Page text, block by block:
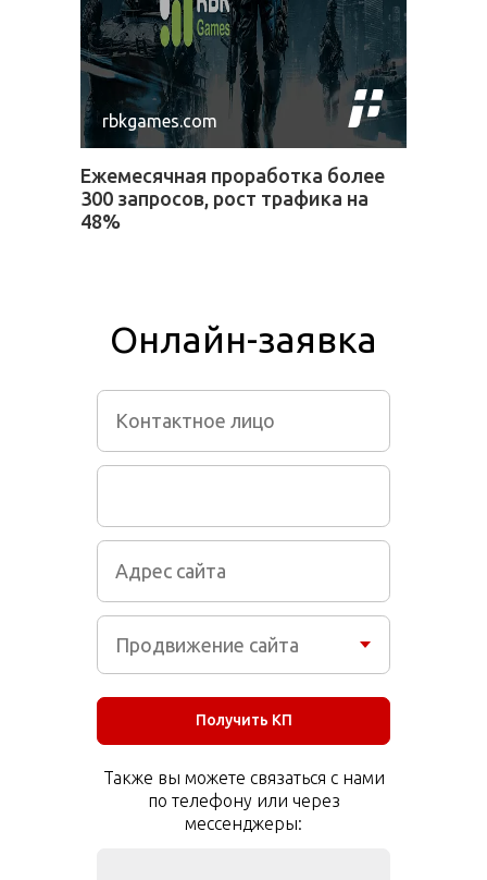
rbkgames.com
Ежемесячная проработка более
300 запросов, рост трафика на
48%
Онлайн-заявка
Получить КП
Также вы можете связаться с нами
по телефону или через
мессенджеры: